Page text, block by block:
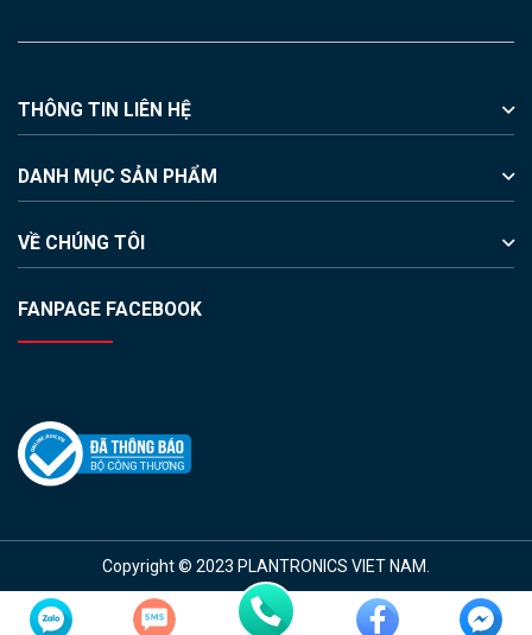
THÔNG TIN LIÊN HỆ
DANH MỤC SẢN PHẨM
VỀ CHÚNG TÔI
FANPAGE FACEBOOK
Copyright © 2023 PLANTRONICS VIET NAM.